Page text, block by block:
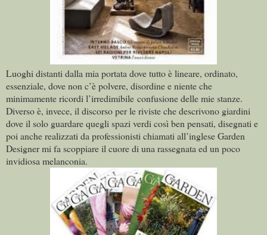
Luoghi distanti dalla mia portata dove tutto è lineare, ordinato,
essenziale, dove non c’è polvere, disordine e niente che
minimamente ricordi l’irredimibile confusione delle mie stanze.
Diverso è, invece, il discorso per le riviste che descrivono giardini
dove il solo guardare quegli spazi verdi così ben pensati, disegnati e
poi anche realizzati da professionisti chiamati all’inglese Garden
Designer mi fa scoppiare il cuore di una rassegnata ed un poco
invidiosa melanconia.